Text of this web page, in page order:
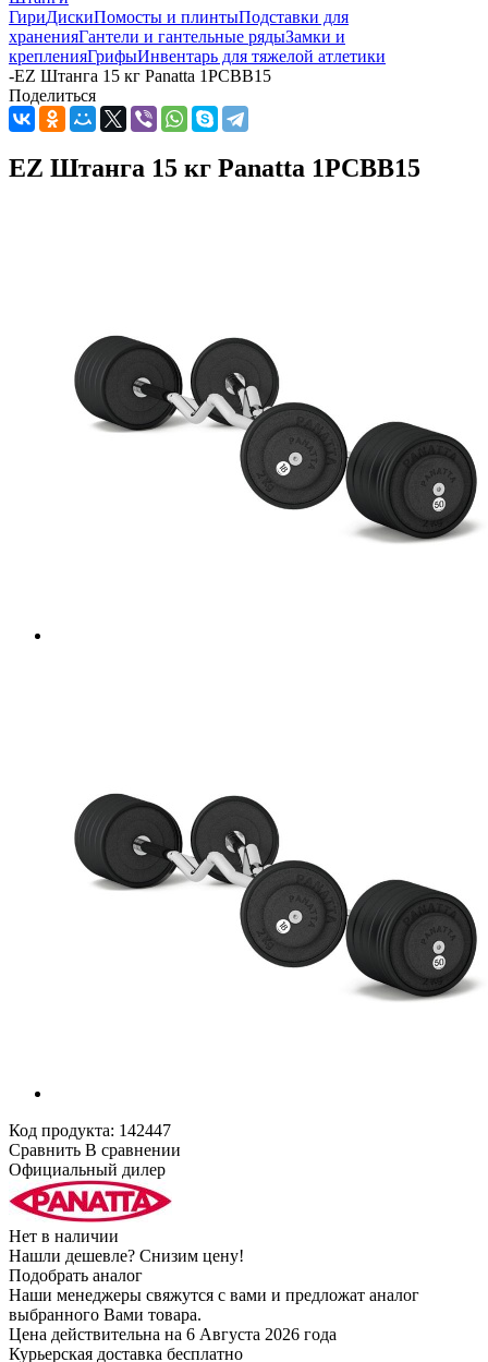
ГириДискиПомосты и плинтыПодставки для
храненияГантели и гантельные рядыЗамки и
крепленияГрифыИнвентарь для тяжелой атлетики
-EZ Штанга 15 кг Panatta 1PCBB15
Поделиться
EZ Штанга 15 кг Panatta 1PCBB15
Код продукта: 142447
Сравнить В сравнении
Официальный дилер
Нет в наличии
Нашли дешевле? Снизим цену!
Подобрать аналог
Наши менеджеры свяжутся с вами и предложат аналог
выбранного Вами товара.
Цена действительна на 6 Августа 2026 года
Курьерская доставка бесплатно